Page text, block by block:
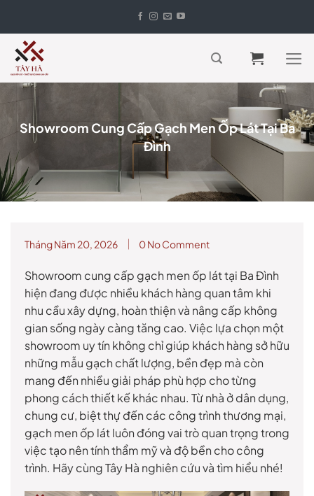
content
Showroom Cung Cấp Gạch Men Ốp Lát Tại Ba
Đình
Tháng Năm 20, 2026 0 No Comment
Showroom cung cấp gạch men ốp lát tại Ba Đình
hiện đang được nhiều khách hàng quan tâm khi
nhu cầu xây dựng, hoàn thiện và nâng cấp không
gian sống ngày càng tăng cao. Việc lựa chọn một
showroom uy tín không chỉ giúp khách hàng sở hữu
những mẫu gạch chất lượng, bền đẹp mà còn
mang đến nhiều giải pháp phù hợp cho từng
phong cách thiết kế khác nhau. Từ nhà ở dân dụng,
chung cư, biệt thự đến các công trình thương mại,
gạch men ốp lát luôn đóng vai trò quan trọng trong
việc tạo nên tính thẩm mỹ và độ bền cho công
trình. Hãy cùng Tây Hà nghiên cứu và tìm hiểu nhé!